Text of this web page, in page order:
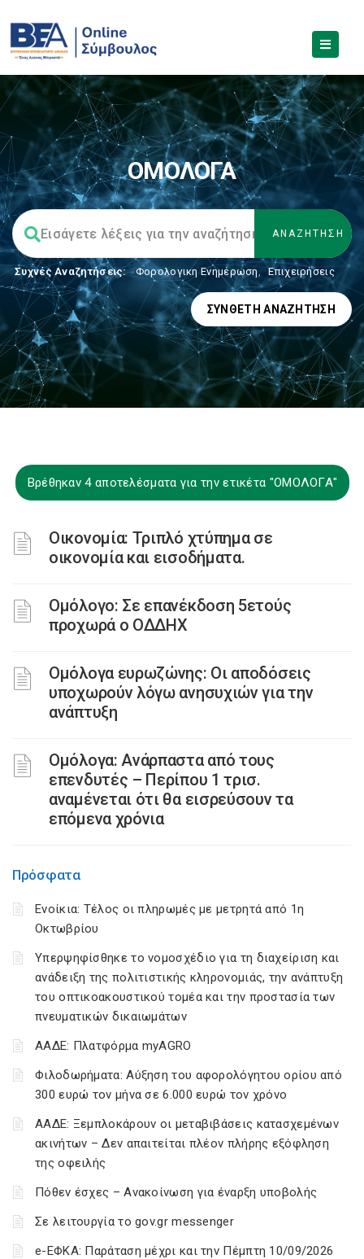
ΟΜΟΛΟΓΑ
Συχνές Αναζητήσεις: Φορολογικη Ενημέρωση, Επιχειρήσεις
ΣΎΝΘΕΤΗ ΑΝΑΖΉΤΗΣΗ
Βρέθηκαν 4 αποτελέσματα για την ετικέτα "ΟΜΟΛΟΓΑ"
Οικονομία: Τριπλό χτύπημα σε
οικονομία και εισοδήματα.
Ομόλογο: Σε επανέκδοση 5ετούς
προχωρά ο ΟΔΔΗΧ
Ομόλογα ευρωζώνης: Οι αποδόσεις
υποχωρούν λόγω ανησυχιών για την
ανάπτυξη
Ομόλογα: Ανάρπαστα από τους
επενδυτές – Περίπου 1 τρισ.
αναμένεται ότι θα εισρεύσουν τα
επόμενα χρόνια
Πρόσφατα
Ενοίκια: Τέλος οι πληρωμές με μετρητά από 1η
Οκτωβρίου
Υπερψηφίσθηκε το νομοσχέδιο για τη διαχείριση και
ανάδειξη της πολιτιστικής κληρονομιάς, την ανάπτυξη
του οπτικοακουστικού τομέα και την προστασία των
πνευματικών δικαιωμάτων
ΑΑΔΕ: Πλατφόρμα myAGRO
Φιλοδωρήματα: Αύξηση του αφορολόγητου ορίου από
300 ευρώ τον μήνα σε 6.000 ευρώ τον χρόνο
ΑΑΔΕ: Ξεμπλοκάρουν οι μεταβιβάσεις κατασχεμένων
ακινήτων – Δεν απαιτείται πλέον πλήρης εξόφληση
της οφειλής
Πόθεν έσχες – Ανακοίνωση για έναρξη υποβολής
Σε λειτουργία το gov.gr messenger
e-ΕΦΚΑ: Παράταση μέχρι και την Πέμπτη 10/09/2026